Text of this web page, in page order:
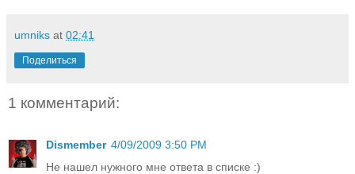
umniks at 02:41
Поделиться
1 комментарий:
Dismember 4/09/2009 3:50 PM
Не нашел нужного мне ответа в списке :)